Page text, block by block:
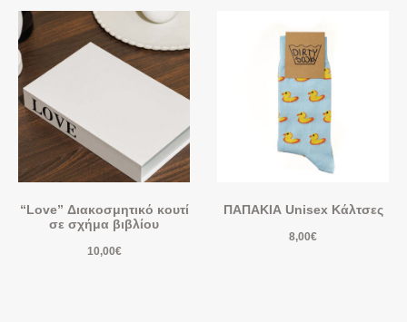
“Love” Διακοσμητικό κουτί
σε σχήμα βιβλίου
10,00€
ΠΑΠΑΚΙΑ Unisex Κάλτσες
8,00€